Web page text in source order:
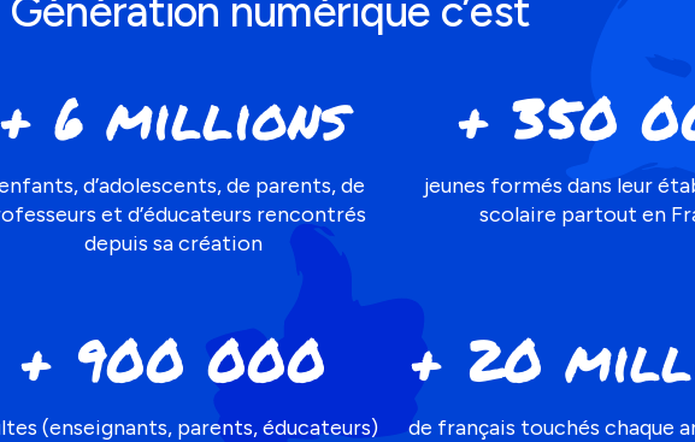
Génération numérique c’est
+ 6 millions
d’adolescents, de parents, de
et d’éducateurs rencontrés
depuis sa création
+ 350
jeunes formés dans leur
scolaire partout en
+ 900 000
(enseignants, parents, éducateurs)
+ 20
de français touchés chaque